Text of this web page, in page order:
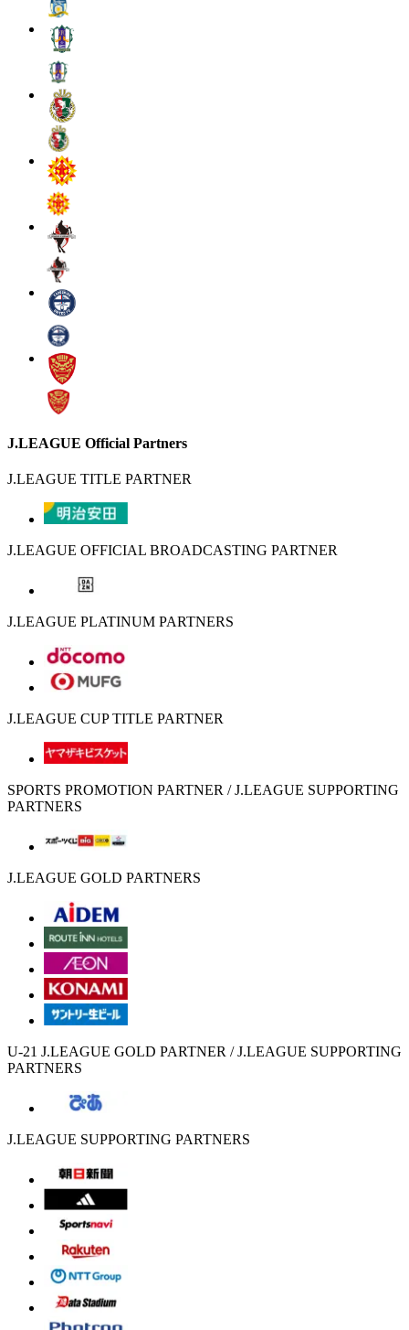
J.LEAGUE Official Partners
J.LEAGUE TITLE PARTNER
J.LEAGUE OFFICIAL BROADCASTING PARTNER
J.LEAGUE PLATINUM PARTNERS
J.LEAGUE CUP TITLE PARTNER
SPORTS PROMOTION PARTNER / J.LEAGUE SUPPORTING
PARTNERS
J.LEAGUE GOLD PARTNERS
U-21 J.LEAGUE GOLD PARTNER / J.LEAGUE SUPPORTING
PARTNERS
J.LEAGUE SUPPORTING PARTNERS